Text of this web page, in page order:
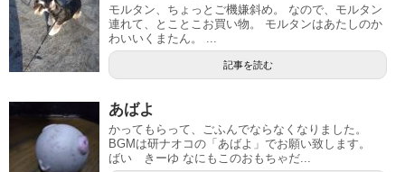
モルタン、ちょっとご機嫌斜め。 なので、モルタン
連れて、とことこお買い物。 モルタンはあたしのか
わいいくまたん。 ...
記事を読む
あばよ
かってもらって、ごふんでならなくなりました。
BGMは研ナオコの「あばよ」でお願い致します。
ばい きーゆ なにもこのおもちゃだ...